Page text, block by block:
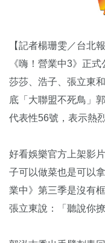
【記者楊珊雯／台北報
《嗨！營業中3》正
莎莎、浩子、張立東
底「大聯盟不死鳥」
代表性56號，表示熱
好看娛樂官方上架影
子可以做菜也是可以
業中》第三季是沒有
張立東說：「聽說你